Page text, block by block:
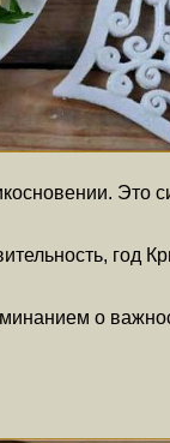
Это
год
о